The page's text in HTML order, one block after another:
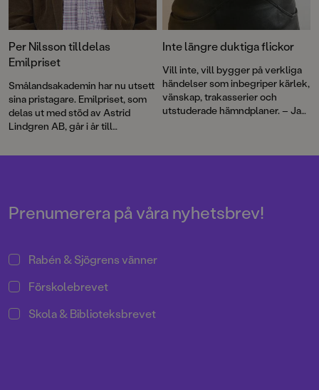
Per Nilsson tilldelas
Emilpriset
Smålandsakademin har nu utsett
sina pristagare. Emilpriset, som
delas ut med stöd av Astrid
Lindgren AB, går i år till
Inte längre duktiga flickor
Vill inte, vill bygger på verkliga
händelser som inbegriper kärlek,
vänskap, trakasserier och
utstuderade hämndplaner. – Jag
Prenumerera på våra nyhetsbrev!
Rabén & Sjögrens vänner
Förskolebrevet
Skola & Biblioteksbrevet